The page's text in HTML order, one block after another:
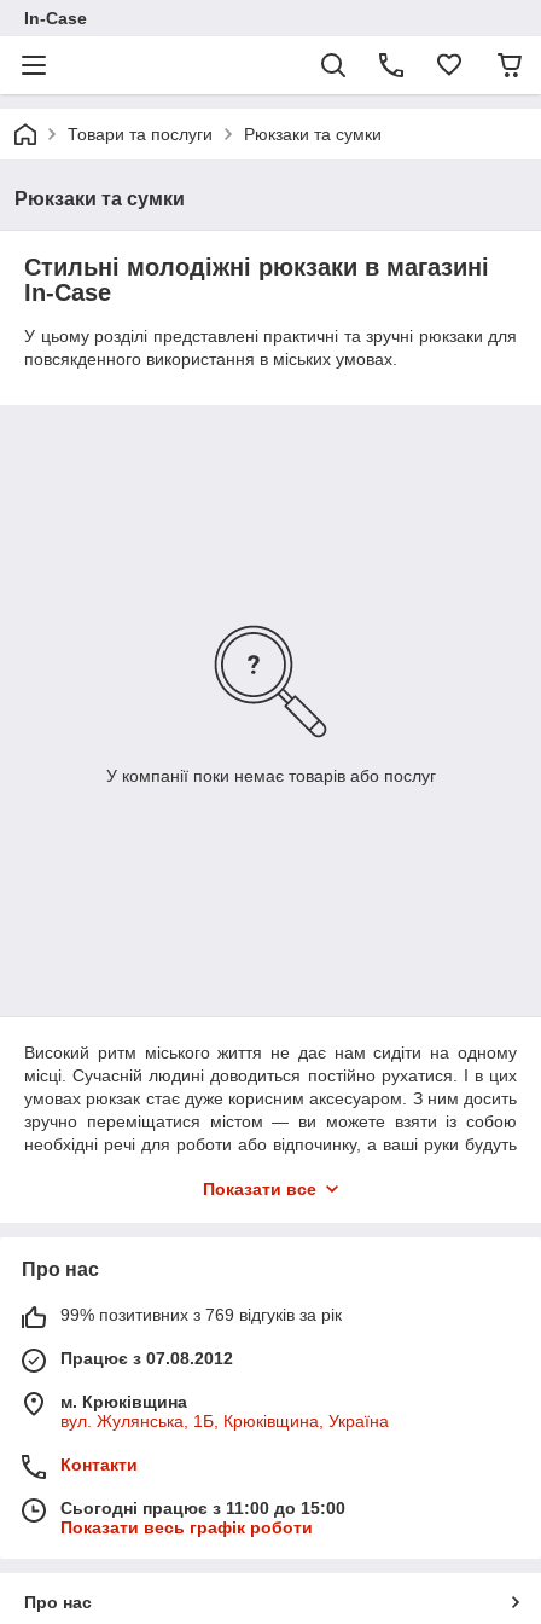
In-Case
Товари та послуги Рюкзаки та сумки
Рюкзаки та сумки
Стильні молодіжні рюкзаки в магазині
In-Case
У цьому розділі представлені практичні та зручні рюкзаки для
повсякденного використання в міських умовах.
У компанії поки немає товарів або послуг
Високий ритм міського життя не дає нам сидіти на одному
місці. Сучасній людині доводиться постійно рухатися. І в цих
умовах рюкзак стає дуже корисним аксесуаром. З ним досить
зручно переміщатися містом — ви можете взяти із собою
необхідні речі для роботи або відпочинку, а ваші руки будуть
Магазин In-Case пропонує до вашої уваги міські рюкзаки від
практичні та мають досить стильний вигляд. Рюкзаки MOYYI
спеціальною кишенею для транспортування планшета або
міських рюкзаків MOYYI дасть змогу зробити ваш вибір
Показати все
Про нас
99% позитивних з 769 відгуків за рік
Працює з 07.08.2012
м. Крюківщина
вул. Жулянська, 1Б, Крюківщина, Україна
Контакти
Сьогодні працює з 11:00 до 15:00
Показати весь графік роботи
Про нас